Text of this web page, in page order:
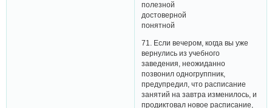
полезной
достоверной
понятной
71. Если вечером, когда вы уже
вернулись из учебного
заведения, неожиданно
позвонил одногруппник,
предупредил, что расписание
занятий на завтра изменилось, и
продиктовал новое расписание,